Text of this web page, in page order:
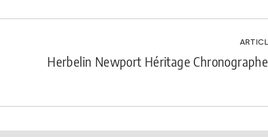
Herbelin Newport Héritage